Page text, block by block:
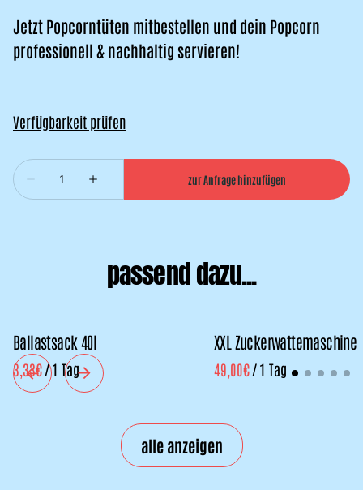
Jetzt Popcorntüten mitbestellen und dein Popcorn
professionell & nachhaltig servieren!
passend dazu...
Ballastsack 40l
/
XXL Zuckerwattemaschine
/
alle anzeigen